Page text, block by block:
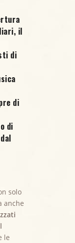
il
di
di
di
solo
anche
le